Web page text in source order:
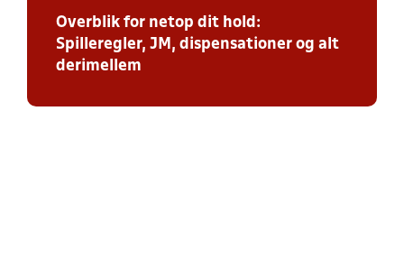
Overblik for netop dit hold:
Spilleregler, JM, dispensationer og alt
derimellem